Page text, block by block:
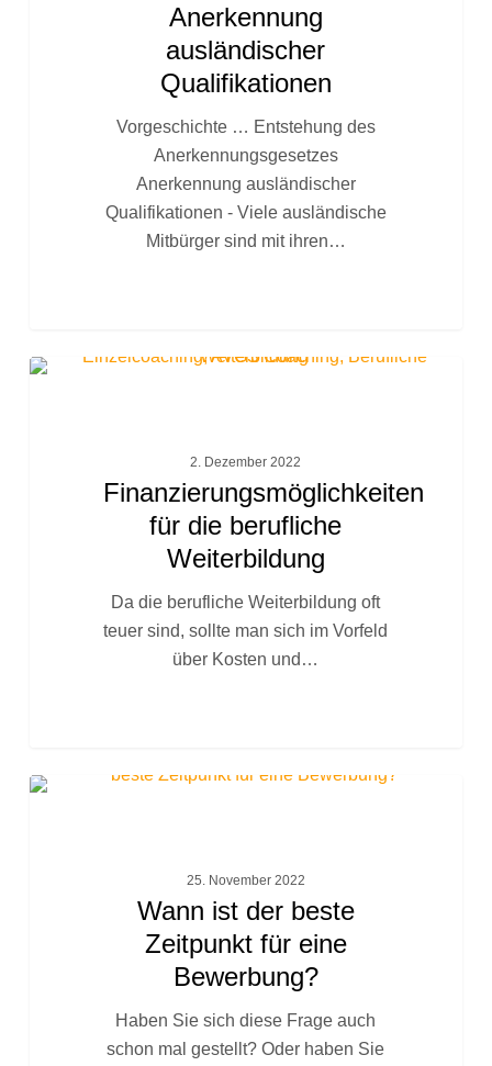
Anerkennung
ausländischer
Qualifikationen
Vorgeschichte … Entstehung des
Anerkennungsgesetzes
Anerkennung ausländischer
Qualifikationen - Viele ausländische
Mitbürger sind mit ihren…
Finanzierungsmöglichkeiten
berufliche
Weiterbildung
2. Dezember 2022
Finanzierungsmöglichkeiten
für die berufliche
Weiterbildung
Da die berufliche Weiterbildung oft
teuer sind, sollte man sich im Vorfeld
über Kosten und…
beste
Zeitpunkt
für
eine
Bewerbung?
25. November 2022
Wann ist der beste
Zeitpunkt für eine
Bewerbung?
Haben Sie sich diese Frage auch
schon mal gestellt? Oder haben Sie